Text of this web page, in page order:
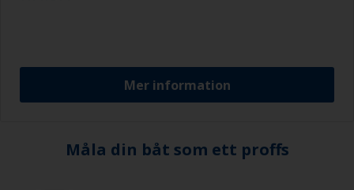
Mer information
Måla din båt som ett proffs